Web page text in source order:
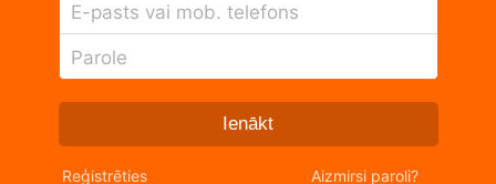
E-pasts vai mob. telefons
Parole
Ienākt
Reģistrēties Aizmirsi paroli?